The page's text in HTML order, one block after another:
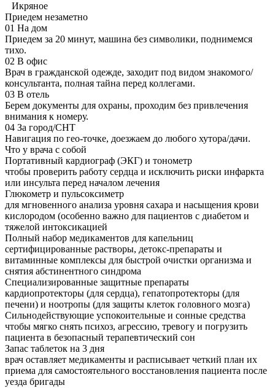
Икряное
Приедем незаметно
01 На дом
Приедем за 20 минут, машина без символики, поднимемся
тихо.
02 В офис
Врач в гражданской одежде, заходит под видом знакомого/
консультанта, полная тайна перед коллегами.
03 В отель
Берем документы для охраны, проходим без привлечения
внимания к номеру.
04 За город/СНТ
Навигация по гео-точке, доезжаем до любого хутора/дачи.
Что у врача с собой
Портативный кардиограф (ЭКГ) и тонометр
чтобы проверить работу сердца и исключить риски инфаркта
или инсульта перед началом лечения
Глюкометр и пульсоксиметр
для мгновенного анализа уровня сахара и насыщения крови
кислородом (особенно важно для пациентов с диабетом и
тяжелой интоксикацией
Полный набор медикаментов для капельниц
сертифицированные растворы, детокс-препараты и
витаминные комплексы для быстрой очистки организма и
снятия абстинентного синдрома
Специализированные защитные препараты
кардиопротекторы (для сердца), гепатопротекторы (для
печени) и ноотропы (для защиты клеток головного мозга)
Сильнодействующие успокоительные и сонные средства
чтобы мягко снять психоз, агрессию, тревогу и погрузить
пациента в безопасный терапевтический сон
Запас таблеток на 3 дня
врач оставляет медикаменты и расписывает четкий план их
приема для самостоятельного восстановления пациента после
уезда бригады